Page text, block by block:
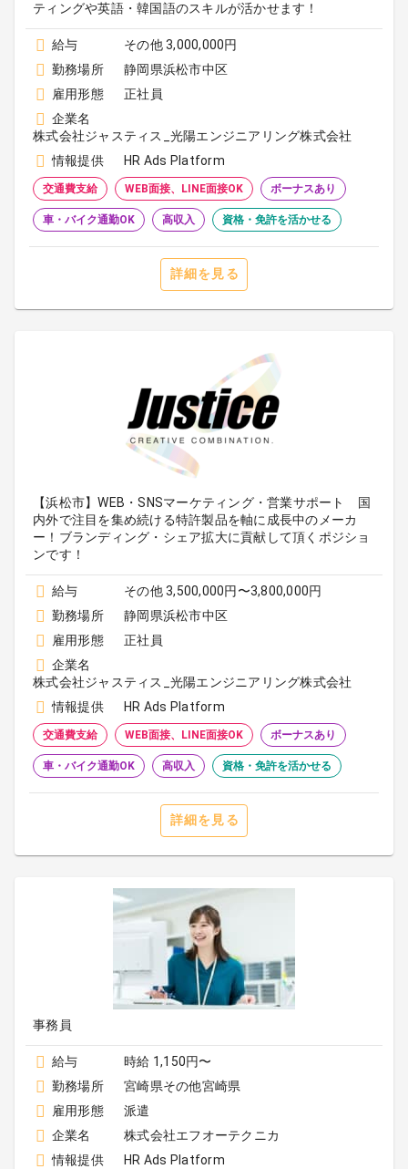
ティングや英語・韓国語のスキルが活かせます！
給与
その他 3,000,000円
勤務場所
静岡県浜松市中区
雇用形態
正社員
企業名
株式会社ジャスティス_光陽エンジニアリング株式会社
情報提供
HR Ads Platform
交通費支給 WEB面接、LINE面接OK ボーナスあり
車・バイク通勤OK 高収入 資格・免許を活かせる
詳細を見る
【浜松市】WEB・SNSマーケティング・営業サポート 国
内外で注目を集め続ける特許製品を軸に成長中のメーカ
ー！ブランディング・シェア拡大に貢献して頂くポジショ
ンです！
給与
その他 3,500,000円〜3,800,000円
勤務場所
静岡県浜松市中区
雇用形態
正社員
企業名
株式会社ジャスティス_光陽エンジニアリング株式会社
情報提供
HR Ads Platform
交通費支給 WEB面接、LINE面接OK ボーナスあり
車・バイク通勤OK 高収入 資格・免許を活かせる
詳細を見る
事務員
給与
時給 1,150円〜
勤務場所
宮崎県その他宮崎県
雇用形態
派遣
企業名
株式会社エフオーテクニカ
情報提供
HR Ads Platform